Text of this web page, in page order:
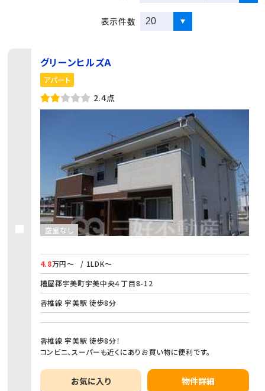
表示件数
グリーンヒルズＡ
アパート
2.4点
空室なし
4.8万円～
/ 1LDK～
糟屋郡宇美町宇美中央４丁目8-12
香椎線 宇美駅 徒歩8分
香椎線 宇美駅 徒歩8分！
コンビニ、スーパーも近くにありお買い物に便利です。
お気に入り 物件詳細